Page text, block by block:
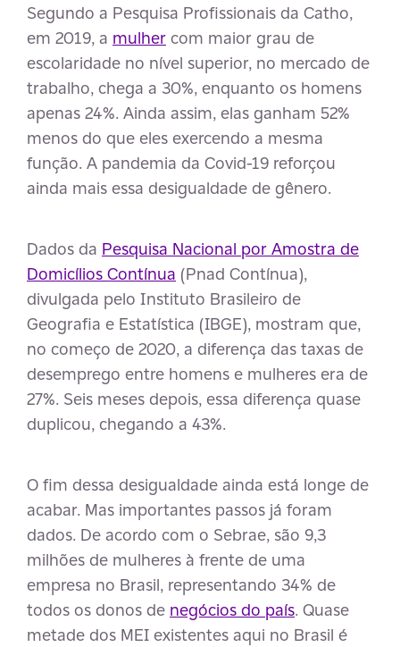
Segundo a Pesquisa Profissionais da Catho,
em 2019, a mulher com maior grau de
escolaridade no nível superior, no mercado de
trabalho, chega a 30%, enquanto os homens
apenas 24%. Ainda assim, elas ganham 52%
menos do que eles exercendo a mesma
função. A pandemia da Covid-19 reforçou
ainda mais essa desigualdade de gênero.
Dados da Pesquisa Nacional por Amostra de
Domicílios Contínua (Pnad Contínua),
divulgada pelo Instituto Brasileiro de
Geografia e Estatística (IBGE), mostram que,
no começo de 2020, a diferença das taxas de
desemprego entre homens e mulheres era de
27%. Seis meses depois, essa diferença quase
duplicou, chegando a 43%.
O fim dessa desigualdade ainda está longe de
acabar. Mas importantes passos já foram
dados. De acordo com o Sebrae, são 9,3
milhões de mulheres à frente de uma
empresa no Brasil, representando 34% de
todos os donos de negócios do país. Quase
metade dos MEI existentes aqui no Brasil é